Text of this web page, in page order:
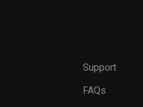
Support
FAQs